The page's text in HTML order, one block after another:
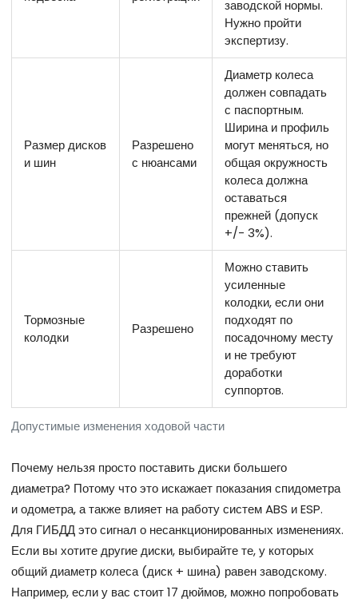
Допустимые изменения ходовой части
заводской нормы.
Нужно пройти
экспертизу.
Размер дисков
и шин
Разрешено
с нюансами
Диаметр колеса
должен совпадать
с паспортным.
Ширина и профиль
могут меняться, но
общая окружность
колеса должна
оставаться
прежней (допуск
+/- 3%).
Тормозные
колодки
Разрешено
Можно ставить
усиленные
колодки, если они
подходят по
посадочному месту
и не требуют
доработки
суппортов.
Почему нельзя просто поставить диски большего
диаметра? Потому что это искажает показания спидометра
и одометра, а также влияет на работу систем ABS и ESP.
Для ГИБДД это сигнал о несанкционированных изменениях.
Если вы хотите другие диски, выбирайте те, у которых
общий диаметр колеса (диск + шина) равен заводскому.
Например, если у вас стоит 17 дюймов, можно попробовать